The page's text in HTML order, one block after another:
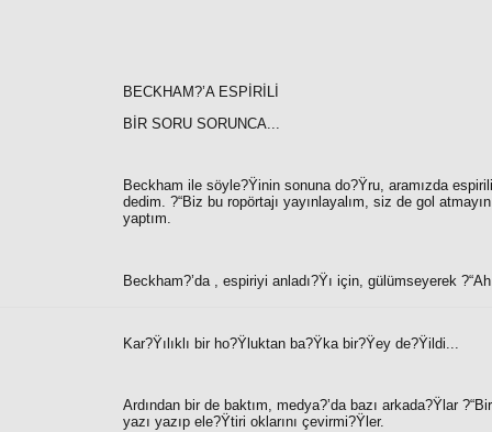
BECKHAM?’A ESPİRİLİ
BİR SORU SORUNCA...
Beckham ile söyle?Ÿinin sonuna do?Ÿru, aramızda
dedim. ?“Biz bu ropörtajı yayınlayalım, siz de gol
yaptım.
Beckham?’da , espiriyi anladı?Ÿı için, gülümseyerek ?“
Kar?Ÿılıklı bir ho?Ÿluktan ba?Ÿka bir?Ÿey de?Ÿildi...
Ardından bir de baktım, medya?’da bazı arkada?Ÿlar ?“
yazı yazıp ele?Ÿtiri oklarını çevirmi?Ÿler.